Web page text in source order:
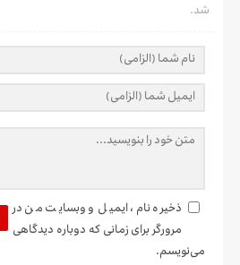
شد.
ذخیره نام، ایمیل و وبسایت من در
مرورگر برای زمانی که دوباره دیدگاهی
می‌نویسم.